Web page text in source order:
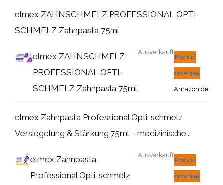
elmex ZAHNSCHMELZ PROFESSIONAL OPTI-
SCHMELZ Zahnpasta 75ml
elmex ZAHNSCHMELZ
PROFESSIONAL OPTI-
SCHMELZ Zahnpasta 75ml
Ausverkauft
Produkt
anzeigen
Amazon.de
elmex Zahnpasta Professional Opti-schmelz
Versiegelung & Stärkung 75ml – medizinische...
elmex Zahnpasta
Professional Opti-schmelz
Ausverkauft
Produkt
anzeigen